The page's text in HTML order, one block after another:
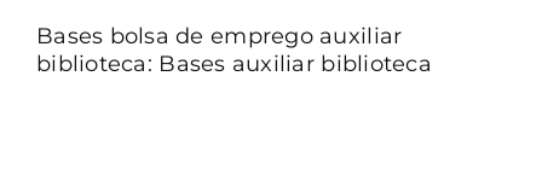
Bases bolsa de emprego auxiliar
biblioteca: Bases auxiliar biblioteca